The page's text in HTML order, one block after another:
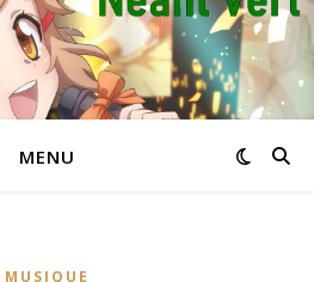
MENU
MUSIQUE